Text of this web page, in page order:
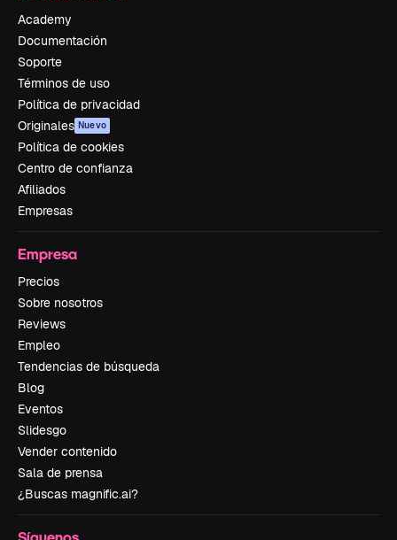
Academy
Documentación
Soporte
Términos de uso
Política de privacidad
Originales Nuevo
Política de cookies
Centro de confianza
Afiliados
Empresas
Empresa
Precios
Sobre nosotros
Reviews
Empleo
Tendencias de búsqueda
Blog
Eventos
Slidesgo
Vender contenido
Sala de prensa
¿Buscas magnific.ai?